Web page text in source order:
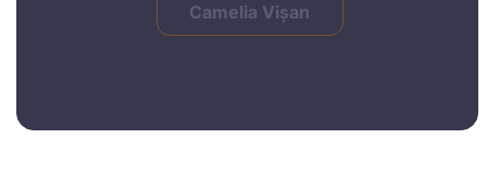
Camelia Vișan